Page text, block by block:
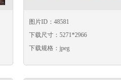
图片ID：48581
下载尺寸：5271*2966
下载规格：jpeg